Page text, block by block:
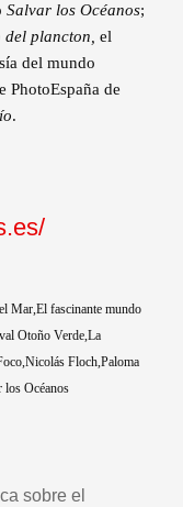
Salvar los Océanos;
del plancton, el
del mundo
de
.
Mar El fascinante mundo
Otoño Verde La
Nicolás Floch Paloma
los Océanos
sobre el